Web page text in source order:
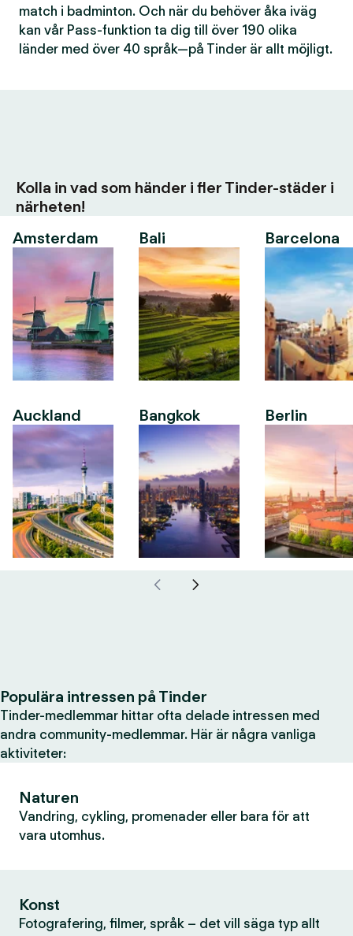
match i badminton. Och när du behöver åka iväg
kan vår Pass-funktion ta dig till över 190 olika
länder med över 40 språk—på Tinder är allt möjligt.
Kolla in vad som händer i fler Tinder-städer i
närheten!
Amsterdam
Auckland
Bali
Bangkok
Barcelona
Berlin
Populära intressen på Tinder
Tinder-medlemmar hittar ofta delade intressen med
andra community-medlemmar. Här är några vanliga
aktiviteter:
Naturen
Vandring, cykling, promenader eller bara för att
vara utomhus.
Konst
Fotografering, filmer, språk – det vill säga typ allt